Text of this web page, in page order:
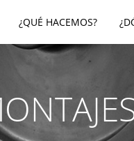
¿QUÉ HACEMOS?